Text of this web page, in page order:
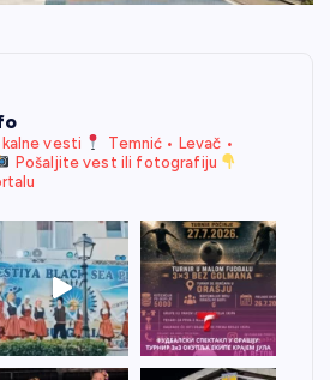
vesti
Temnić • Levač •
Pošaljite vest ili fotografiju